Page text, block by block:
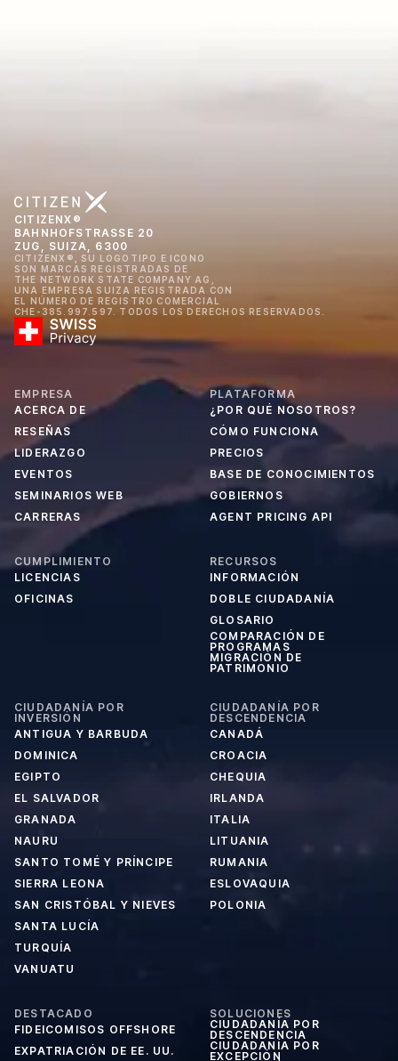
CITIZENX®
BAHNHOFSTRASSE 20
ZUG, SUIZA, 6300
CITIZENX®, SU LOGOTIPO E ICONO
SON MARCAS REGISTRADAS DE
THE NETWORK STATE COMPANY AG,
UNA EMPRESA SUIZA REGISTRADA CON
EL NÚMERO DE REGISTRO COMERCIAL
CHE-385.997.597. TODOS LOS DERECHOS RESERVADOS.
EMPRESA
ACERCA DE
RESEÑAS
LIDERAZGO
EVENTOS
SEMINARIOS WEB
CARRERAS
PLATAFORMA
¿POR QUÉ NOSOTROS?
CÓMO FUNCIONA
PRECIOS
BASE DE CONOCIMIENTOS
GOBIERNOS
AGENT PRICING API
CUMPLIMIENTO
LICENCIAS
OFICINAS
RECURSOS
INFORMACIÓN
DOBLE CIUDADANÍA
GLOSARIO
COMPARACIÓN DE
PROGRAMAS
MIGRACIÓN DE
PATRIMONIO
CIUDADANÍA POR
INVERSIÓN
ANTIGUA Y BARBUDA
DOMINICA
EGIPTO
EL SALVADOR
GRANADA
NAURU
SANTO TOMÉ Y PRÍNCIPE
SIERRA LEONA
SAN CRISTÓBAL Y NIEVES
SANTA LUCÍA
TURQUÍA
VANUATU
CIUDADANÍA POR
DESCENDENCIA
CANADÁ
CROACIA
CHEQUIA
IRLANDA
ITALIA
LITUANIA
RUMANIA
ESLOVAQUIA
POLONIA
DESTACADO
FIDEICOMISOS OFFSHORE
EXPATRIACIÓN DE EE. UU.
SOLUCIONES
CIUDADANÍA POR
DESCENDENCIA
CIUDADANÍA POR
EXCEPCIÓN